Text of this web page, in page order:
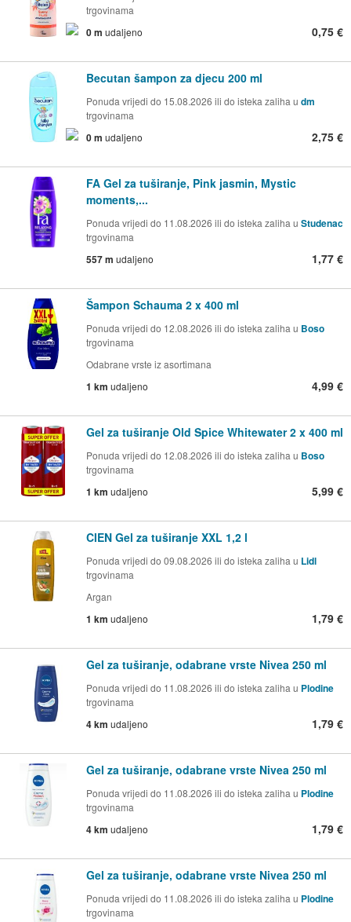
trgovinama
0 m udaljeno 0,75 €
Becutan šampon za djecu 200 ml
Ponuda vrijedi do 15.08.2026 ili do isteka zaliha u dm
trgovinama
0 m udaljeno 2,75 €
FA Gel za tuširanje, Pink jasmin, Mystic
moments,...
Ponuda vrijedi do 11.08.2026 ili do isteka zaliha u Studenac
trgovinama
557 m udaljeno 1,77 €
Šampon Schauma 2 x 400 ml
Ponuda vrijedi do 12.08.2026 ili do isteka zaliha u Boso
trgovinama
Odabrane vrste iz asortimana
1 km udaljeno 4,99 €
Gel za tuširanje Old Spice Whitewater 2 x 400 ml
Ponuda vrijedi do 12.08.2026 ili do isteka zaliha u Boso
trgovinama
1 km udaljeno 5,99 €
CIEN Gel za tuširanje XXL 1,2 l
Ponuda vrijedi do 09.08.2026 ili do isteka zaliha u Lidl
trgovinama
Argan
1 km udaljeno 1,79 €
Gel za tuširanje, odabrane vrste Nivea 250 ml
Ponuda vrijedi do 11.08.2026 ili do isteka zaliha u Plodine
trgovinama
4 km udaljeno 1,79 €
Gel za tuširanje, odabrane vrste Nivea 250 ml
Ponuda vrijedi do 11.08.2026 ili do isteka zaliha u Plodine
trgovinama
4 km udaljeno 1,79 €
Gel za tuširanje, odabrane vrste Nivea 250 ml
Ponuda vrijedi do 11.08.2026 ili do isteka zaliha u Plodine
trgovinama